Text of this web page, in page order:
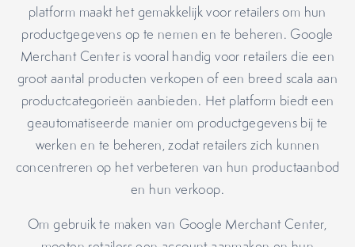
platform maakt het gemakkelijk voor retailers om hun
productgegevens op te nemen en te beheren. Google
Merchant Center is vooral handig voor retailers die een
groot aantal producten verkopen of een breed scala aan
productcategorieën aanbieden. Het platform biedt een
geautomatiseerde manier om productgegevens bij te
werken en te beheren, zodat retailers zich kunnen
concentreren op het verbeteren van hun productaanbod
en hun verkoop.
Om gebruik te maken van Google Merchant Center,